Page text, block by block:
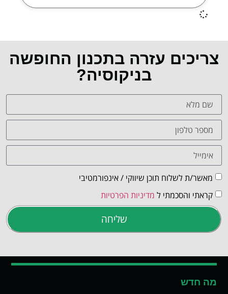
צריכים עזרה בתכנון החופשה
בניקוסיה?
מאשר/ת לשלוח תוכן שיווקי / אינפורמטיבי
קראתי והסכמתי ל מדיניות הפרטיות
שליחה
מה חדש